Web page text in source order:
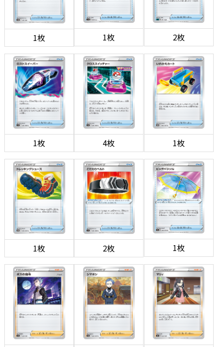
1枚 1枚 2枚
1枚 4枚 1枚
1枚 2枚 1枚